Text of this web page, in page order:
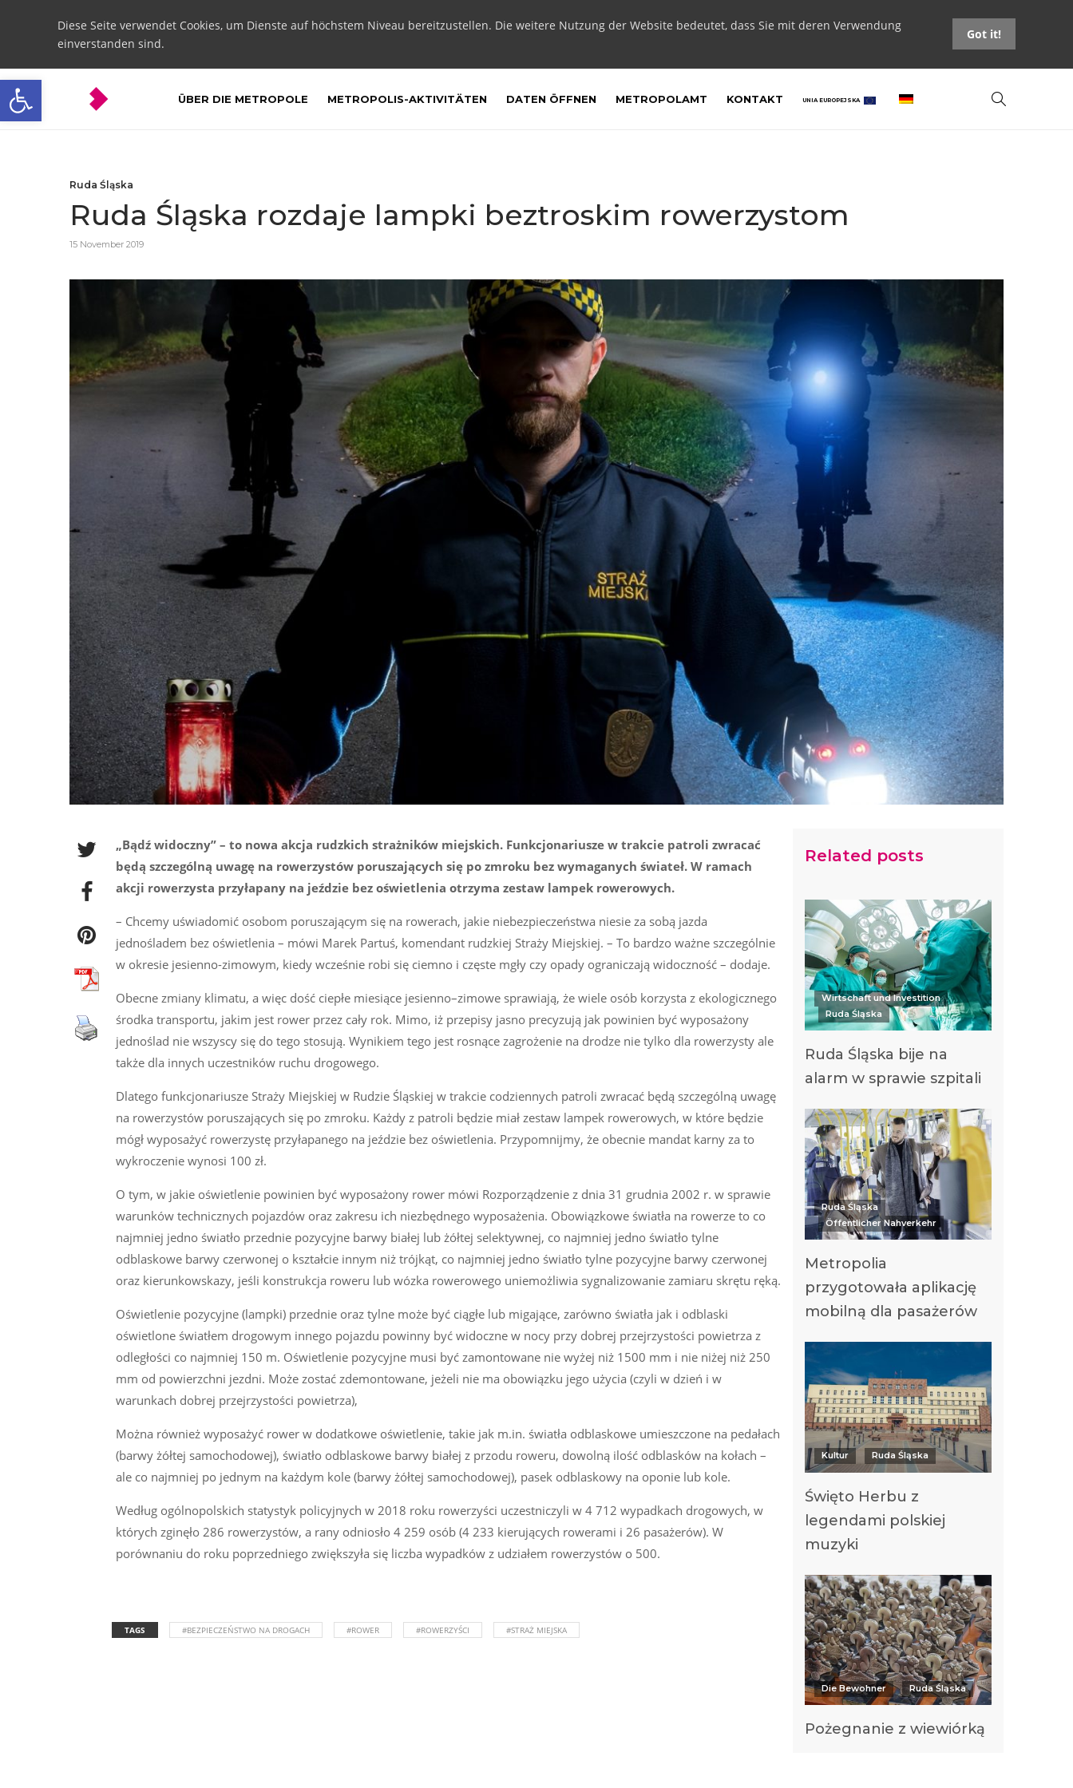
Open toolbar
Diese Seite verwendet Cookies, um Dienste auf höchstem Niveau bereitzustellen. Die weitere Nutzung der Website bedeutet, dass Sie mit deren Verwendung
einverstanden sind.
Got it!
ÜBER DIE METROPOLE METROPOLIS-AKTIVITÄTEN DATEN ÖFFNEN METROPOLAMT KONTAKT UNIA EUROPEJSKA
Ruda Śląska
Ruda Śląska rozdaje lampki beztroskim rowerzystom
15 November 2019
„Bądź widoczny” – to nowa akcja rudzkich strażników miejskich. Funkcjonariusze w trakcie patroli zwracać
będą szczególną uwagę na rowerzystów poruszających się po zmroku bez wymaganych świateł. W ramach
akcji rowerzysta przyłapany na jeździe bez oświetlenia otrzyma zestaw lampek rowerowych.
– Chcemy uświadomić osobom poruszającym się na rowerach, jakie niebezpieczeństwa niesie za sobą jazda
jednośladem bez oświetlenia – mówi Marek Partuś, komendant rudzkiej Straży Miejskiej. – To bardzo ważne szczególnie
w okresie jesienno-zimowym, kiedy wcześnie robi się ciemno i częste mgły czy opady ograniczają widoczność – dodaje.
Obecne zmiany klimatu, a więc dość ciepłe miesiące jesienno–zimowe sprawiają, że wiele osób korzysta z ekologicznego
środka transportu, jakim jest rower przez cały rok. Mimo, iż przepisy jasno precyzują jak powinien być wyposażony
jednoślad nie wszyscy się do tego stosują. Wynikiem tego jest rosnące zagrożenie na drodze nie tylko dla rowerzysty ale
także dla innych uczestników ruchu drogowego.
Dlatego funkcjonariusze Straży Miejskiej w Rudzie Śląskiej w trakcie codziennych patroli zwracać będą szczególną uwagę
na rowerzystów poruszających się po zmroku. Każdy z patroli będzie miał zestaw lampek rowerowych, w które będzie
mógł wyposażyć rowerzystę przyłapanego na jeździe bez oświetlenia. Przypomnijmy, że obecnie mandat karny za to
wykroczenie wynosi 100 zł.
O tym, w jakie oświetlenie powinien być wyposażony rower mówi Rozporządzenie z dnia 31 grudnia 2002 r. w sprawie
warunków technicznych pojazdów oraz zakresu ich niezbędnego wyposażenia. Obowiązkowe światła na rowerze to co
najmniej jedno światło przednie pozycyjne barwy białej lub żółtej selektywnej, co najmniej jedno światło tylne
odblaskowe barwy czerwonej o kształcie innym niż trójkąt, co najmniej jedno światło tylne pozycyjne barwy czerwonej
oraz kierunkowskazy, jeśli konstrukcja roweru lub wózka rowerowego uniemożliwia sygnalizowanie zamiaru skrętu ręką.
Oświetlenie pozycyjne (lampki) przednie oraz tylne może być ciągłe lub migające, zarówno światła jak i odblaski
oświetlone światłem drogowym innego pojazdu powinny być widoczne w nocy przy dobrej przejrzystości powietrza z
odległości co najmniej 150 m. Oświetlenie pozycyjne musi być zamontowane nie wyżej niż 1500 mm i nie niżej niż 250
mm od powierzchni jezdni. Może zostać zdemontowane, jeżeli nie ma obowiązku jego użycia (czyli w dzień i w
warunkach dobrej przejrzystości powietrza),
Można również wyposażyć rower w dodatkowe oświetlenie, takie jak m.in. światła odblaskowe umieszczone na pedałach
(barwy żółtej samochodowej), światło odblaskowe barwy białej z przodu roweru, dowolną ilość odblasków na kołach –
ale co najmniej po jednym na każdym kole (barwy żółtej samochodowej), pasek odblaskowy na oponie lub kole.
Według ogólnopolskich statystyk policyjnych w 2018 roku rowerzyści uczestniczyli w 4 712 wypadkach drogowych, w
których zginęło 286 rowerzystów, a rany odniosło 4 259 osób (4 233 kierujących rowerami i 26 pasażerów). W
porównaniu do roku poprzedniego zwiększyła się liczba wypadków z udziałem rowerzystów o 500.
TAGS #BEZPIECZEŃSTWO NA DROGACH #ROWER #ROWERZYŚCI #STRAŻ MIEJSKA
Related posts
Wirtschaft und Investition
Ruda Śląska
Ruda Śląska bije na
alarm w sprawie szpitali
Ruda Śląska
Öffentlicher Nahverkehr
Metropolia
przygotowała aplikację
mobilną dla pasażerów
Kultur Ruda Śląska
Święto Herbu z
legendami polskiej
muzyki
Die Bewohner Ruda Śląska
Pożegnanie z wiewiórką